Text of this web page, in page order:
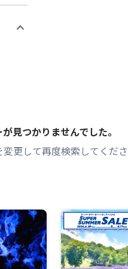
expand_more
見つかりませんでした。
変更して再度検索してくだ